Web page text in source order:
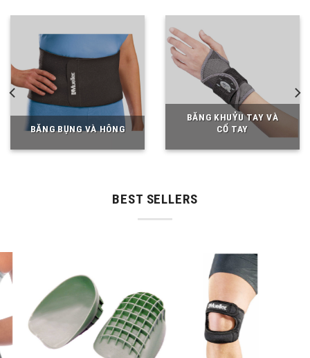
BĂNG BỤNG VÀ HÔNG
BĂNG KHUỶU TAY VÀ
CỔ TAY
BEST SELLERS